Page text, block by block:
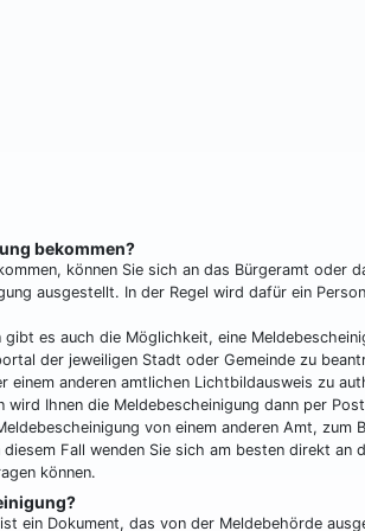
bekommen?
können Sie sich an das Bürgeramt oder
ausgestellt. In der Regel wird dafür ein
gibt es auch die Möglichkeit, eine
der jeweiligen Stadt oder Gemeinde zu
einem anderen amtlichen Lichtbildausweis zu
wird Ihnen die Meldebescheinigung dann per
von einem anderen Amt, zum
diesem Fall wenden Sie sich am besten direkt
können.
ein Dokument, das von der Meldebehörde